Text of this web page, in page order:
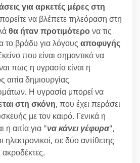
για αρκετές μέρες στη
να βλέπετε τηλεόραση στη
θα ήταν προτιμότερονα τις
το βράδυ για λόγους αποφυγής
που είναι σημαντικό να
πως η υγρασία είναι η
αιτία δημιουργίας
Η υγρασία μπορεί να
στη σκόνη, που έχει περάσει
με τον καιρό. Γενικά η
η αιτία για "να κάνει γέφυρα",
σε δύο αντίθετης